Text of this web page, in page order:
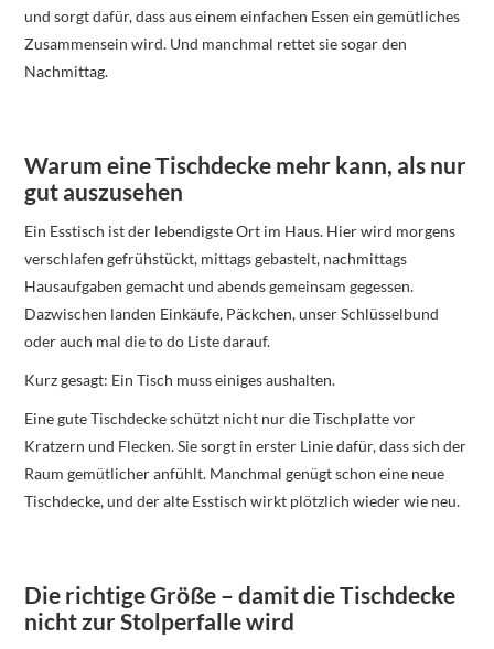
und sorgt dafür, dass aus einem einfachen Essen ein gemütliches
Zusammensein wird. Und manchmal rettet sie sogar den
Nachmittag.
Warum eine Tischdecke mehr kann, als nur
gut auszusehen
Ein Esstisch ist der lebendigste Ort im Haus. Hier wird morgens
verschlafen gefrühstückt, mittags gebastelt, nachmittags
Hausaufgaben gemacht und abends gemeinsam gegessen.
Dazwischen landen Einkäufe, Päckchen, unser Schlüsselbund
oder auch mal die to do Liste darauf.
Kurz gesagt: Ein Tisch muss einiges aushalten.
Eine gute Tischdecke schützt nicht nur die Tischplatte vor
Kratzern und Flecken. Sie sorgt in erster Linie dafür, dass sich der
Raum gemütlicher anfühlt. Manchmal genügt schon eine neue
Tischdecke, und der alte Esstisch wirkt plötzlich wieder wie neu.
Die richtige Größe – damit die Tischdecke
nicht zur Stolperfalle wird